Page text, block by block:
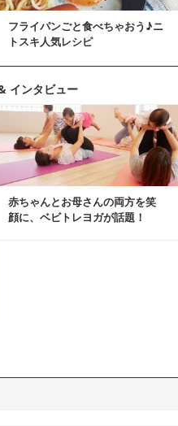
フライパンごと食べちゃおう♪ニ
トスキ人気レシピ
インタビュー
赤ちゃんとお母さんの両方を笑
顔に、ベビトレヨガが話題！